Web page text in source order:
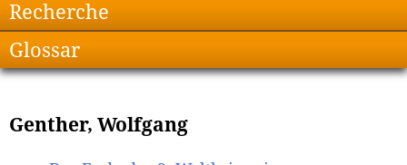
Recherche
Glossar
Genther, Wolfgang